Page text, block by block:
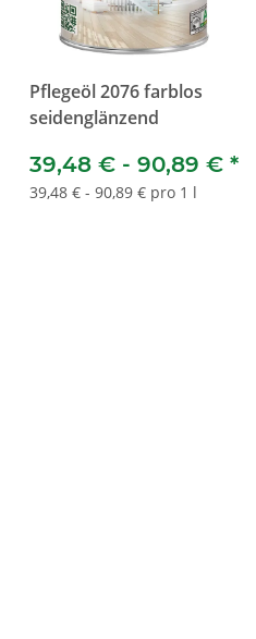
Pflegeöl 2076 farblos
seidenglänzend
39,48 € - 90,89 € *
39,48 € - 90,89 € pro 1 l